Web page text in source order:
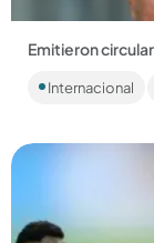
Emitieron
La solicitud fue
julio fue
Internacional